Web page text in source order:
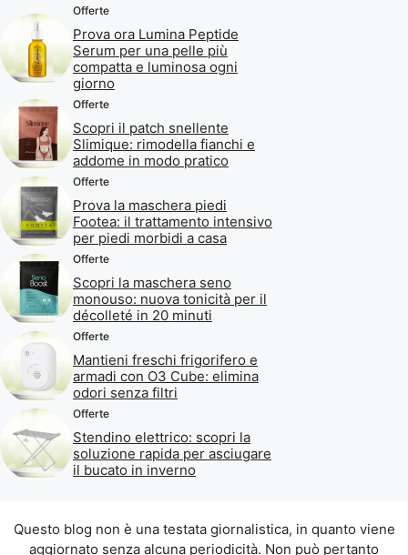
Offerte
Prova ora Lumina Peptide
Serum per una pelle più
compatta e luminosa ogni
giorno
Offerte
Scopri il patch snellente
Slimique: rimodella fianchi e
addome in modo pratico
Offerte
Prova la maschera piedi
Footea: il trattamento intensivo
per piedi morbidi a casa
Offerte
Scopri la maschera seno
monouso: nuova tonicità per il
décolleté in 20 minuti
Offerte
Mantieni freschi frigorifero e
armadi con O3 Cube: elimina
odori senza filtri
Offerte
Stendino elettrico: scopri la
soluzione rapida per asciugare
il bucato in inverno
Questo blog non è una testata giornalistica, in quanto viene
aggiornato senza alcuna periodicità. Non può pertanto